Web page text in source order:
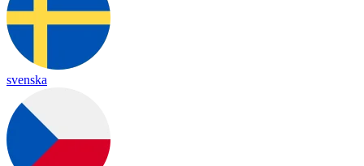
svenska